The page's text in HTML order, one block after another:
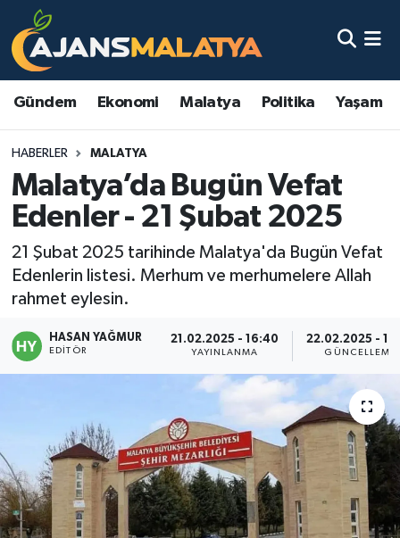
Gündem Ekonomi Malatya Politika Yaşam
HABERLER MALATYA
Malatya’da Bugün Vefat
Edenler - 21 Şubat 2025
21 Şubat 2025 tarihinde Malatya'da Bugün Vefat
Edenlerin listesi. Merhum ve merhumelere Allah
rahmet eylesin.
HASAN YAĞMUR
EDITÖR
21.02.2025 - 16:40
YAYINLANMA
22.02.2025 -
GÜNCELLEME
Asayiş
Eğitim
Ekonomi
Gündem
Kadın
Kültür & Sanat
Politika
Sağlık
Spor
Malatya Nöbetçi Eczaneler
Malatya Namaz Vakitleri
Malatya Trafik Yoğunluk Haritası
TFF 3.Lig 2.Grup Puan Durumu ve Fikstür
Tüm Manşetler
Son Dakika Haberleri